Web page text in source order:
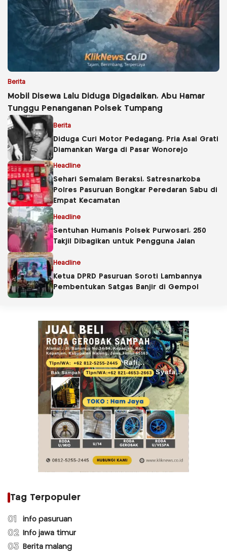
Berita
Mobil Disewa Lalu Diduga Digadaikan, Abu Hamar
Tunggu Penanganan Polsek Tumpang
Berita
Diduga Curi Motor Pedagang, Pria Asal Grati
Diamankan Warga di Pasar Wonorejo
Headline
Sehari Semalam Beraksi, Satresnarkoba
Polres Pasuruan Bongkar Peredaran Sabu di
Empat Kecamatan
Headline
Sentuhan Humanis Polsek Purwosari, 250
Takjil Dibagikan untuk Pengguna Jalan
Headline
Ketua DPRD Pasuruan Soroti Lambannya
Pembentukan Satgas Banjir di Gempol
Tag Terpopuler
01 info pasuruan
02 Info jawa timur
03 Berita malang